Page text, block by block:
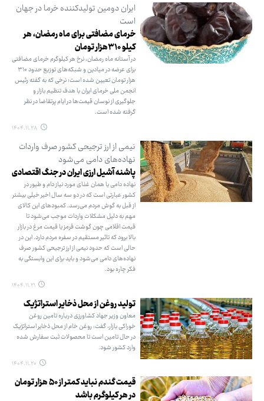
ایران دومین تولیدکننده خرما در جهان
است
خرمای مضافتی برای ماه رمضان، هر
کیلو ۳۱۰هزار تومان
در آستانه ماه رمضان، نرخ هر کیلوگرم خرمای مضافتی
برای عرضه در میادین و شبکه‌های توزیع حدود ۳۱۰
هزار تومان تعیین شده است؛ نرخی که به گفته رئیس
انجمن ملی خرمای ایران با هدف تنظیم بازار و
جلوگیری از نوسان قیمت‌ها در ایام پرتقاضا در نظر
گرفته شده است.
۱۴۰۴.۱۱.۲۸
نیمی از ارز ترجیحی کشور صرف واردات
نهاده‌های دامی می‌شود
پاشنه آشیل ارزی ایران در جنگ اقتصادی
نهاده دامی یا همان غذای مورد نیاز دام و طیور در
کشور عبارتی است که در دو سه سال اخیر خیلی بیشتر
از قبل به گوش مردم می‌رسد. کمبودهای این کالای
مهم به دلیل مشکلات واردات موجب می‌شود تا
قیمت اقلامی چون گوشت قرمز یا قیمت مرغ در بازار
بالا برود که تاثیر مستقیم در سفره مردم دارد. این در
حالی است که حدود نیمی از ارز ترجیحی کشور صرف
نهاده‌های دامی می‌شود و باید برای این وابستگی به
فکر چاره بود.
۱۴۰۴.۱۱.۲۱
تولید روغن از محل ذخایر استراتژیک
معاون وزیر جهاد کشاورزی درباره تامین روغن
خوراکی بازار، گفت: روغن خام از محل ذخایر استراتژیک
در حال تامین است تا محصولات ثبت سفارش شده
وارد کشور شود.
۱۴۰۴.۱۱.۲۰
قیمت گندم نباید کمتر از ۵۰ هزار تومان
در هر کیلوگرم باشد